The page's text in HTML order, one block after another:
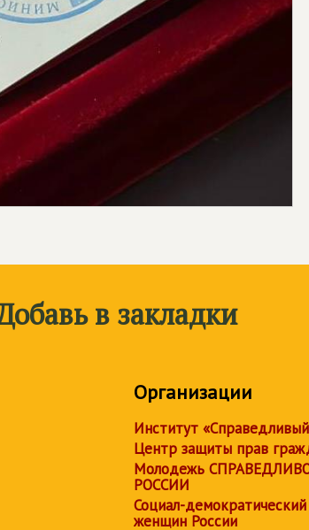
в закладки
Организации
Институт
Центр защиты прав
Молодежь
РОССИИ
Социал-
женщин России